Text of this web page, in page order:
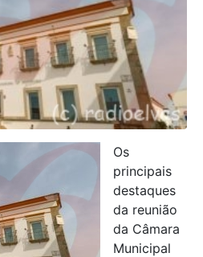
Os
principais
destaques
da reunião
da Câmara
Municipal